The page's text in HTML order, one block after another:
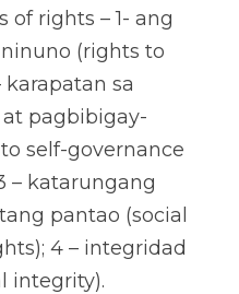
of rights – 1- ang
(rights to
karapatan sa
pagbibigay-
self-governance
– katarungang
pantao (social
4 – integridad
integrity).